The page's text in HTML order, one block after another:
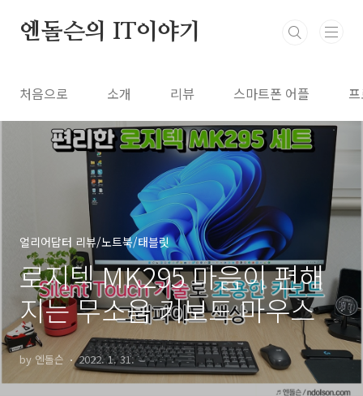
엔돌슨의 IT이야기
처음으로 소개 리뷰 스마트폰 어플
얼리어답터 리뷰/노트북/태블릿
로지텍 MK295 마음이 편해
지는 무소음 키보드 마우스
by 엔돌슨 2022. 1. 31.